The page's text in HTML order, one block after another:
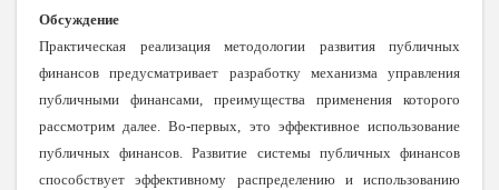
Обсуждение
Практическая реализация методологии развития публичных
финансов предусматривает разработку механизма управления
публичными финансами, преимущества применения которого
рассмотрим далее. Во-первых, это эффективное использование
публичных финансов. Развитие системы публичных финансов
способствует эффективному распределению и использованию